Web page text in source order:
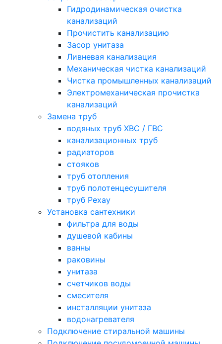
Гидродинамическая очистка
канализаций
Прочистить канализацию
Засор унитаза
Ливневая канализация
Механическая чистка канализаций
Чистка промышленных канализаций
Электромеханическая прочистка
канализаций
Замена труб
водяных труб ХВС / ГВС
канализационных труб
радиаторов
стояков
труб отопления
труб полотенцесушителя
труб Рехау
Установка сантехники
фильтра для воды
душевой кабины
ванны
раковины
унитаза
счетчиков воды
смесителя
инсталляции унитаза
водонагревателя
Подключение стиральной машины